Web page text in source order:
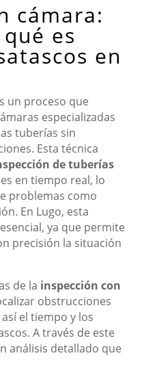
cámara:
es
en
un proceso que
especializadas
tuberías sin
Esta técnica
de tuberías
en tiempo real, lo
problemas como
En Lugo, esta
ya que permite
precisión la situación
de la inspección con
obstrucciones
el tiempo y los
A través de este
análisis detallado que